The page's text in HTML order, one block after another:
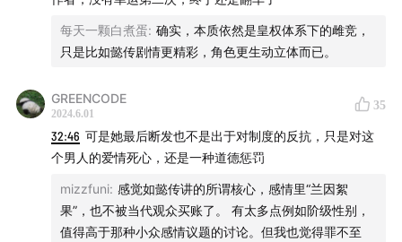
01:08:24舆论的背后是否暗示着君主制的坍塌？
01:16:45作为八卦分享者我们的情绪
每天一颗白煮蛋: 确实，本质依然是皇权体系下的雌竞，
只是比如懿传剧情更精彩，角色更生动立体而已。
GREENCODE
2024.6.01
35
32:46 可是她最后断发也不是出于对制度的反抗，只是对这
个男人的爱情死心，还是一种道德惩罚
mizzfuni: 感觉如懿传讲的所谓核心，感情里“兰因絮
果”，也不被当代观众买账了。 有太多点例如阶级性别，
值得高于那种小众感情议题的讨论。但我也觉得罪不至